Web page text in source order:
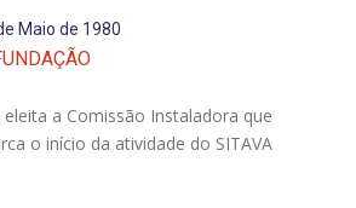
Maio de 1980
eleita a Comissão Instaladora que
o início da atividade do SITAVA